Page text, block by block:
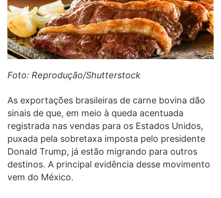
Foto: Reprodução/Shutterstock
As exportações brasileiras de carne bovina dão
sinais de que, em meio à queda acentuada
registrada nas vendas para os Estados Unidos,
puxada pela sobretaxa imposta pelo presidente
Donald Trump, já estão migrando para outros
destinos. A principal evidência desse movimento
vem do México.